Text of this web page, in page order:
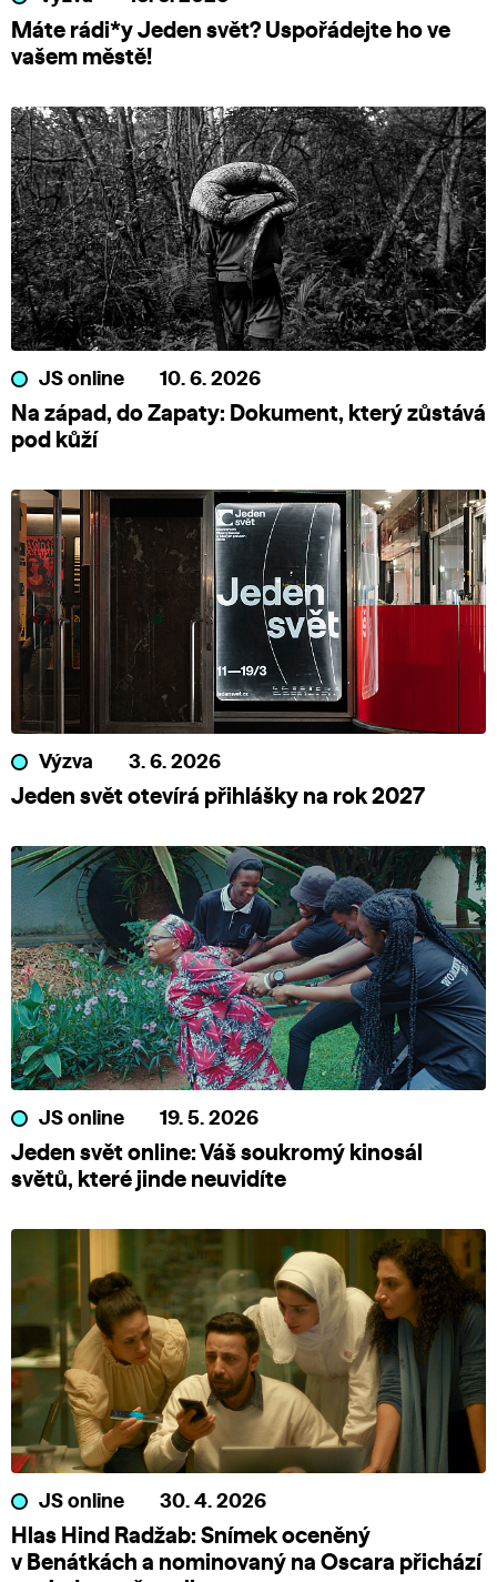
Máte rádi*y Jeden svět? Uspořádejte ho ve
vašem městě!
JS online 10. 6. 2026
Na západ, do Zapaty: Dokument, který zůstává
pod kůží
Výzva 3. 6. 2026
Jeden svět otevírá přihlášky na rok 2027
JS online 19. 5. 2026
Jeden svět online: Váš soukromý kinosál
světů, které jinde neuvidíte
JS online 30. 4. 2026
Hlas Hind Radžab: Snímek oceněný
v Benátkách a nominovaný na Oscara přichází